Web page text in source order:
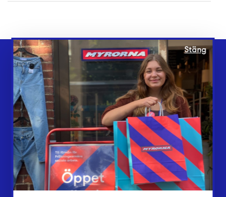
Webbshop
Butiker
Lämna in
Vårt överskott
Inlämningsplatser
Om Myrorna
Lediga jobb
Pressrum
Stäng